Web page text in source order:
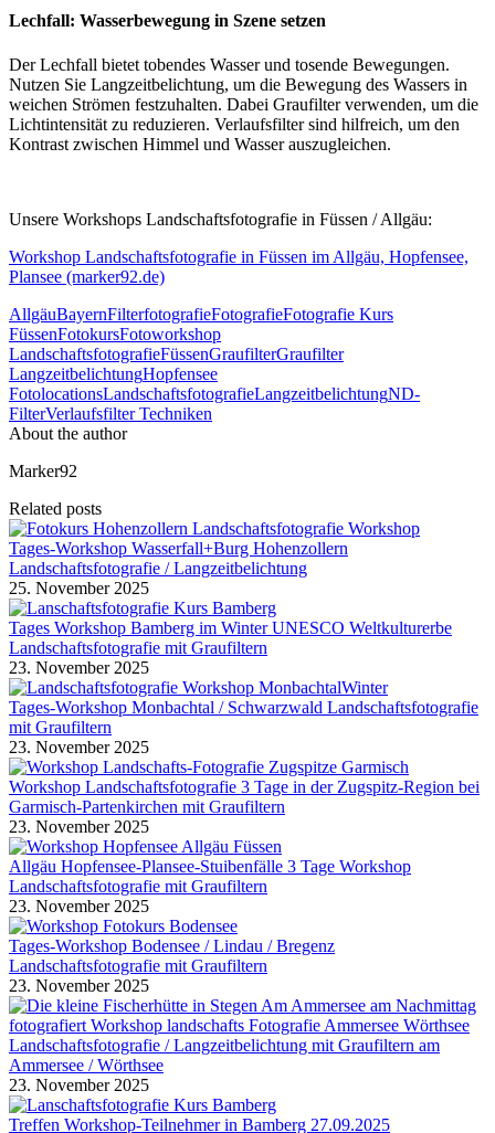
Lechfall: Wasserbewegung in Szene setzen
Der Lechfall bietet tobendes Wasser und tosende Bewegungen.
Nutzen Sie Langzeitbelichtung, um die Bewegung des Wassers in
weichen Strömen festzuhalten. Dabei Graufilter verwenden, um die
Lichtintensität zu reduzieren. Verlaufsfilter sind hilfreich, um den
Kontrast zwischen Himmel und Wasser auszugleichen.
Unsere Workshops Landschaftsfotografie in Füssen / Allgäu:
Workshop Landschaftsfotografie in Füssen im Allgäu, Hopfensee,
Plansee (marker92.de)
AllgäuBayernFilterfotografieFotografieFotografie Kurs
FüssenFotokursFotoworkshop
LandschaftsfotografieFüssenGraufilterGraufilter
LangzeitbelichtungHopfensee
FotolocationsLandschaftsfotografieLangzeitbelichtungND-
FilterVerlaufsfilter Techniken
About the author
Marker92
Related posts
Tages-Workshop Wasserfall+Burg Hohenzollern
Landschaftsfotografie / Langzeitbelichtung
25. November 2025
Tages Workshop Bamberg im Winter UNESCO Weltkulturerbe
Landschaftsfotografie mit Graufiltern
23. November 2025
Tages-Workshop Monbachtal / Schwarzwald Landschaftsfotografie
mit Graufiltern
23. November 2025
Workshop Landschaftsfotografie 3 Tage in der Zugspitz-Region bei
Garmisch-Partenkirchen mit Graufiltern
23. November 2025
Allgäu Hopfensee-Plansee-Stuibenfälle 3 Tage Workshop
Landschaftsfotografie mit Graufiltern
23. November 2025
Tages-Workshop Bodensee / Lindau / Bregenz
Landschaftsfotografie mit Graufiltern
23. November 2025
Landschaftsfotografie / Langzeitbelichtung mit Graufiltern am
Ammersee / Wörthsee
23. November 2025
Treffen Workshop-Teilnehmer in Bamberg 27.09.2025